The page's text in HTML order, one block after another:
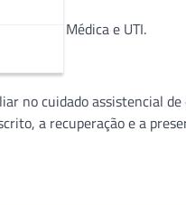
Clínica Médica e UTI.
no cuidado assistencial
a recuperação e a